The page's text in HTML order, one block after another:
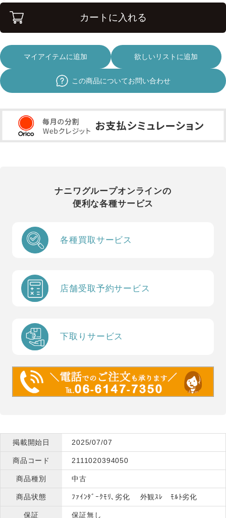
カートに入れる
マイアイテムに追加 欲しいリストに追加
この商品についてお問い合わせ
ナニワグループオンラインの
便利な各種サービス
各種買取サービス
店舗受取予約サービス
下取りサービス
掲載開始日 2025/07/07
商品コード 2111020394050
商品種別 中古
商品状態 ﾌｧｲﾝﾀﾞｰｸﾓﾘ､劣化 外観ｽﾚ ﾓﾙﾄ劣化
保証 保証無し